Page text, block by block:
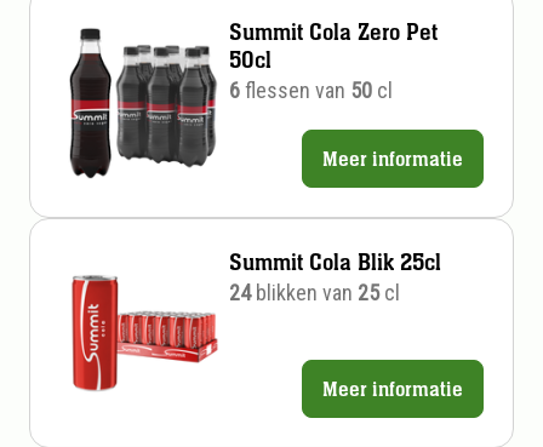
Summit Cola Zero Pet
50cl
6flessen van 50 cl
Meer informatie
Summit Cola Blik 25cl
24blikken van 25cl
Meer informatie